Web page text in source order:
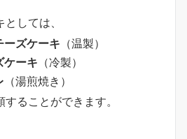
しては、
ーズケーキ （温製）
ケーキ （冷製）
（湯煎焼き）
ることができます。